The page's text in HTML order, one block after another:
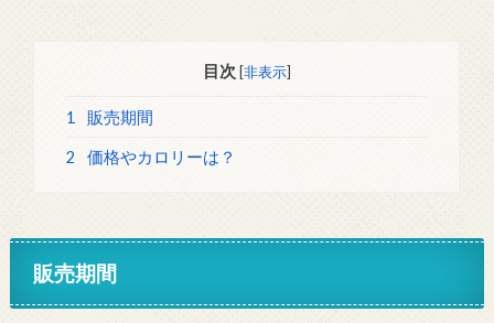
目次 [非表示]
1 販売期間
2 価格やカロリーは？
販売期間